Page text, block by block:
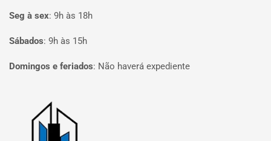
Seg à sex: 9h às 18h
Sábados: 9h às 15h
Domingos e feriados: Não haverá expediente
Página inicial